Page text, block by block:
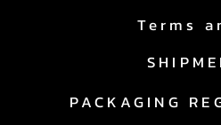
dass ihr Fahrzeug allen
Abnahme, die
Unser Service
einem professionellen
PACKAGING